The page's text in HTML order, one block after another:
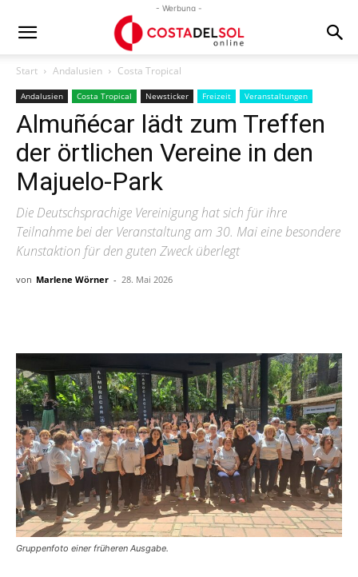
- Werbung -
Start Andalusien Costa Tropical
Andalusien Costa Tropical Newsticker Freizeit Veranstaltungen
Almuñécar lädt zum Treffen
der örtlichen Vereine in den
Majuelo-Park
Die Deutschsprachige Vereinigung hat sich für ihre
Teilnahme bei der Veranstaltung am 30. Mai eine besondere
Kunstaktion für den guten Zweck überlegt
von Marlene Wörner - 28. Mai 2026
Gruppenfoto einer früheren Ausgabe.